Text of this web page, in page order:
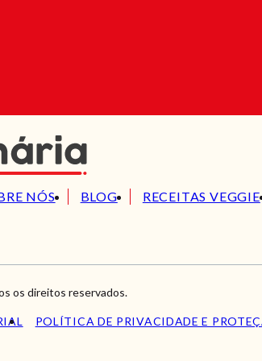
NÓS BLOG RECEITAS VEGGIE
os direitos reservados.
POLÍTICA DE PRIVACIDADE E